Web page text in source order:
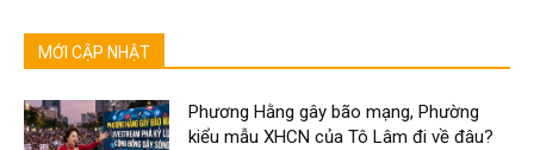
MỚI CẬP NHẬT
Phương Hằng gây bão mạng, Phường
kiểu mẫu XHCN của Tô Lâm đi về đâu?